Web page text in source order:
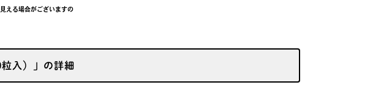
える場合がございますの
入）」の詳細